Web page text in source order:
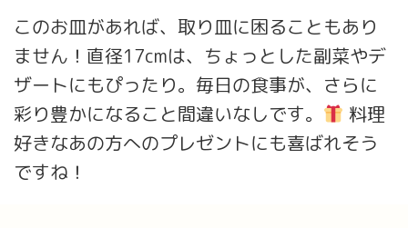
このお皿があれば、取り皿に困ることもあり
ません！直径17cmは、ちょっとした副菜やデ
ザートにもぴったり。毎日の食事が、さらに
彩り豊かになること間違いなしです。
料理
好きなあの方へのプレゼントにも喜ばれそう
ですね！